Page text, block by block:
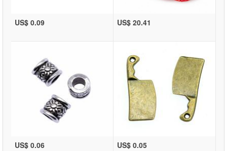
US$ 0.09 US$ 20.41
US$ 0.06 US$ 0.05